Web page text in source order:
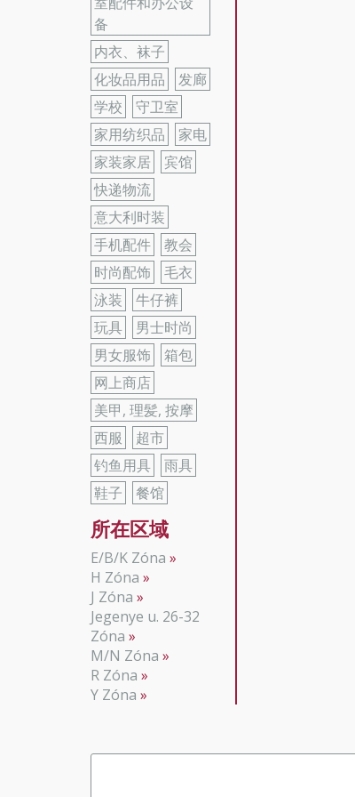
备
内衣、袜子
化妆品用品
发廊
学校
守卫室
家用纺织品
家电
家装家居
宾馆
快递物流
意大利时装
手机配件
教会
时尚配饰
毛衣
泳装
牛仔裤
玩具
男士时尚
男女服饰
箱包
网上商店
美甲, 理髪, 按摩
西服
超市
钓鱼用具
雨具
鞋子
餐馆
所在区域
E/B/K Zóna
H Zóna
J Zóna
Jegenye u. 26-32
Zóna
M/N Zóna
R Zóna
Y Zóna